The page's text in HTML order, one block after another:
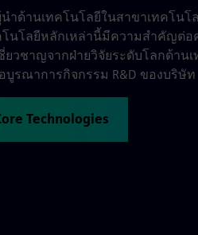
นำด้านเทคโนโลยีในสาขาเทคโน
นโลยีหลักเหล่านี้มีความสำคัญต่อ
ยวชาญจากฝ่ายวิจัยระดับโลกด้าน
บูรณาการกิจกรรม R&D ของบริษัท
Technologies